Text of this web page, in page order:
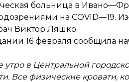
больница в
на COVID—19.
Виктор Ляшко.
16 февраля сообщила
в Центральной
Все физические кровати,